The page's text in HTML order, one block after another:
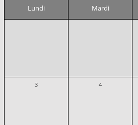
Lundi Mardi
3 4